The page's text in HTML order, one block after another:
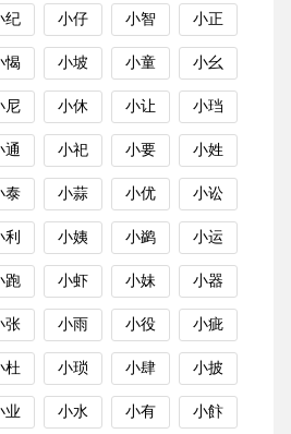
纪 小仔 小智 小正
愒 小坡 小童 小幺
尼 小休 小让 小珰
通 小祀 小要 小姓
泰 小蒜 小优 小讼
利 小姨 小鹢 小运
跑 小虾 小妹 小器
张 小雨 小役 小疵
杜 小琐 小肆 小披
业 小水 小有 小飰